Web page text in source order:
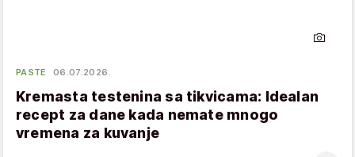
PASTE 06.07.2026.
Kremasta testenina sa tikvicama: Idealan
recept za dane kada nemate mnogo
vremena za kuvanje